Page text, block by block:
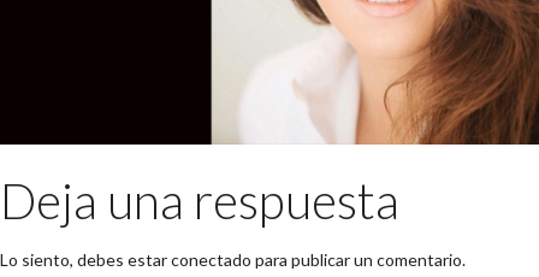
Deja una respuesta
Lo siento, debes estarconectado para publicar un comentario.